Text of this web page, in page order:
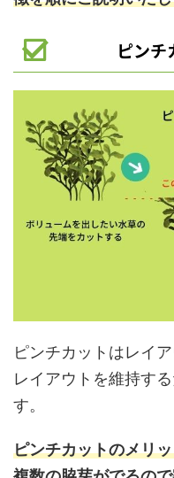
ピンチ
ピンチカットはレイ
レイアウトを維持す
す。
ピンチカットのメリ